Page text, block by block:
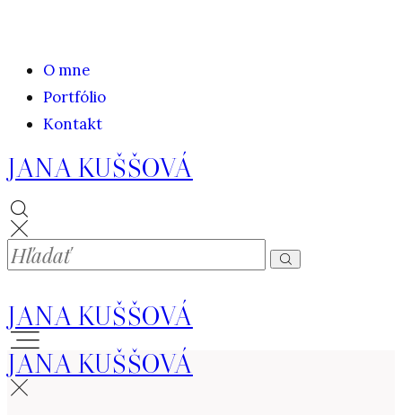
O mne
Portfólio
Kontakt
JANA KUŠŠOVÁ
JANA KUŠŠOVÁ
JANA KUŠŠOVÁ